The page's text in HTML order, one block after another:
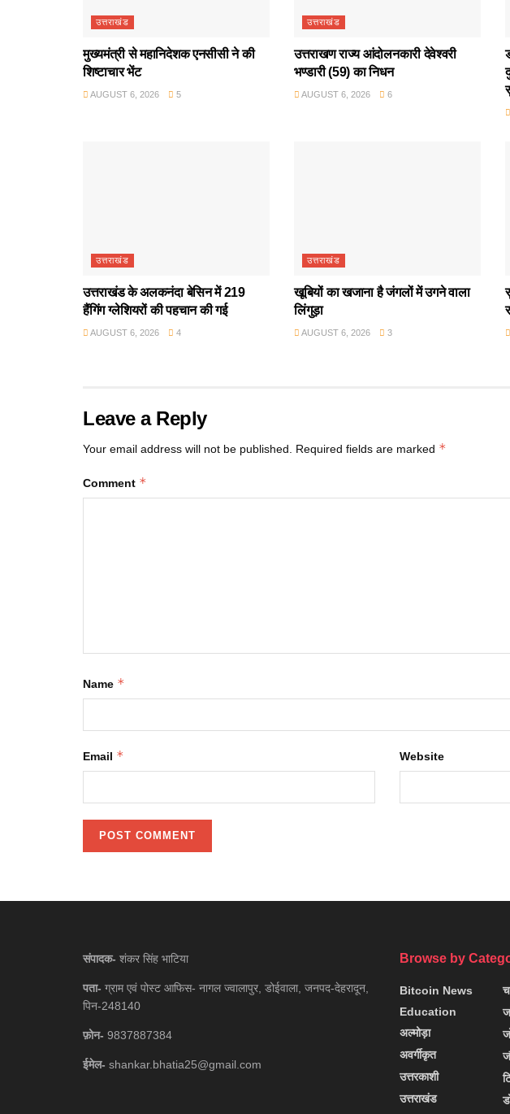
उत्तराखंड
मुख्यमंत्री से महानिदेशक एनसीसी ने की
शिष्टाचार भेंट
AUGUST 6, 2026 5
उत्तराखंड
उत्तराखण राज्य आंदोलनकारी देवेश्वरी
भण्डारी (59) का निधन
AUGUST 6, 2026 6
उत्तराखंड
उत्तराखंड के अलकनंदा बेसिन में 219
हैंगिंग ग्लेशियरों की पहचान की गई
AUGUST 6, 2026 4
उत्तराखंड
खूबियों का खजाना है जंगलों में उगने वाला
लिंगुड़ा
AUGUST 6, 2026 3
Leave a Reply
Your email address will not be published. Required fields are marked *
Comment *
Name *
Email * Website
संपादक- शंकर सिंह भाटिया
पता- ग्राम एवं पोस्ट आफिस- नागल ज्वालापुर, डोईवाला, जनपद-देहरादून,
पिन-248140
फ़ोन- 9837887384
ईमेल- shankar.bhatia25@gmail.com
Browse by
Bitcoin News
Education
अल्मोड़ा
अवर्गीकृत
उत्तरकाशी
उत्तराखंड